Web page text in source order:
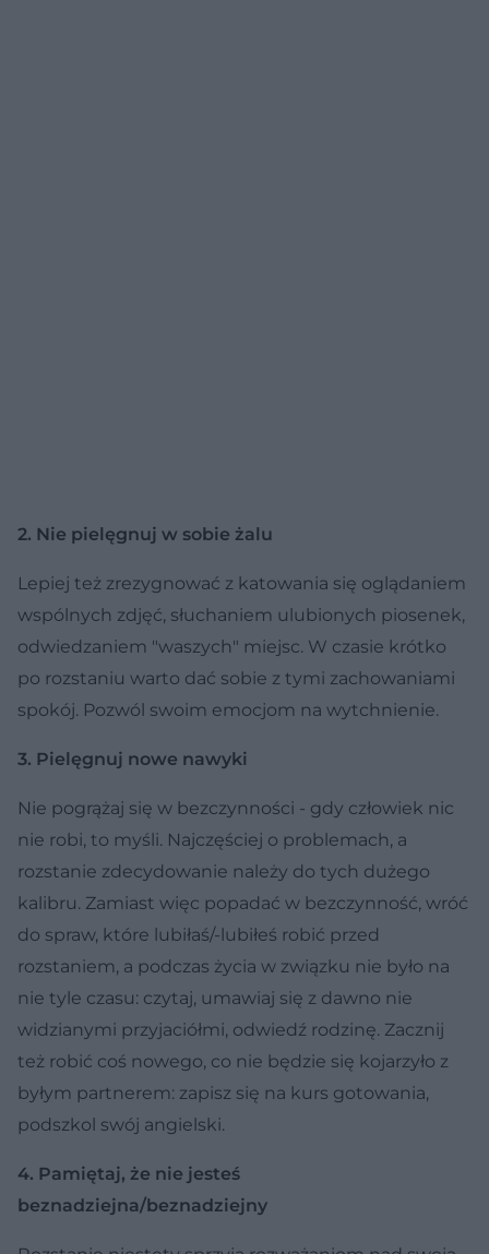
2. Nie pielęgnuj w sobie żalu
Lepiej też zrezygnować z katowania się oglądaniem
wspólnych zdjęć, słuchaniem ulubionych piosenek,
odwiedzaniem "waszych" miejsc. W czasie krótko
po rozstaniu warto dać sobie z tymi zachowaniami
spokój. Pozwól swoim emocjom na wytchnienie.
3. Pielęgnuj nowe nawyki
Nie pogrążaj się w bezczynności - gdy człowiek nic
nie robi, to myśli. Najczęściej o problemach, a
rozstanie zdecydowanie należy do tych dużego
kalibru. Zamiast więc popadać w bezczynność, wróć
do spraw, które lubiłaś/-lubiłeś robić przed
rozstaniem, a podczas życia w związku nie było na
nie tyle czasu: czytaj, umawiaj się z dawno nie
widzianymi przyjaciółmi, odwiedź rodzinę. Zacznij
też robić coś nowego, co nie będzie się kojarzyło z
byłym partnerem: zapisz się na kurs gotowania,
podszkol swój angielski.
4. Pamiętaj, że nie jesteś
beznadziejna/beznadziejny